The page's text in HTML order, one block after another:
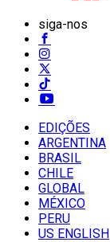
siga-nos
EDIÇÕES
ARGENTINA
BRASIL
CHILE
GLOBAL
MÉXICO
PERU
US ENGLISH